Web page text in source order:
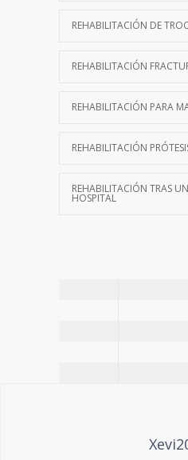
REHABILITACIÓN DE
REHABILITACIÓN
REHABILITACIÓN PARA
REHABILITACIÓN
REHABILITACIÓN TRAS
HOSPITAL